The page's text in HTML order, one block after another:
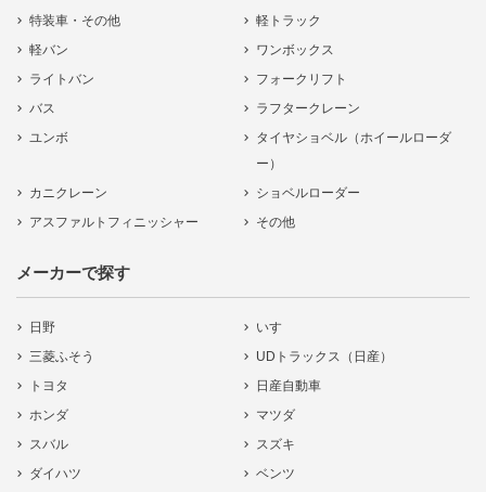
特装車・その他
軽トラック
軽バン
ワンボックス
ライトバン
フォークリフト
バス
ラフタークレーン
ユンボ
タイヤショベル（ホイールローダ
ー）
カニクレーン
ショベルローダー
アスファルトフィニッシャー
その他
メーカーで探す
日野
いすゞ
三菱ふそう
UDトラックス（日産）
トヨタ
日産自動車
ホンダ
マツダ
スバル
スズキ
ダイハツ
ベンツ